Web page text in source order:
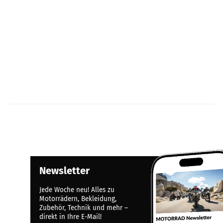
Newsletter
Jede Woche neu! Alles zu
Motorrädern, Bekleidung,
Zubehör, Technik und mehr –
direkt in Ihre E-Mail!